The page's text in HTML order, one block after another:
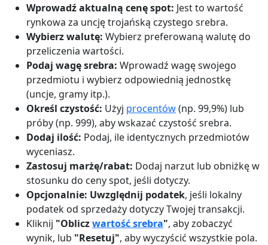
Wprowadź aktualną cenę spot: Jest to wartość
rynkowa za uncję trojańską czystego srebra.
Wybierz walutę: Wybierz preferowaną walutę do
przeliczenia wartości.
Podaj wagę srebra: Wprowadź wagę swojego
przedmiotu i wybierz odpowiednią jednostkę
(uncje, gramy itp.).
Określ czystość: Użyj procentów(np. 99,9%) lub
próby (np. 999), aby wskazać czystość srebra.
Dodaj ilość: Podaj, ile identycznych przedmiotów
wyceniasz.
Zastosuj marżę/rabat: Dodaj narzut lub obniżkę w
stosunku do ceny spot, jeśli dotyczy.
Opcjonalnie: Uwzględnij podatek, jeśli lokalny
podatek od sprzedaży dotyczy Twojej transakcji.
Kliknij "Obliczwartość srebra", aby zobaczyć
wynik, lub "Resetuj", aby wyczyścić wszystkie pola.